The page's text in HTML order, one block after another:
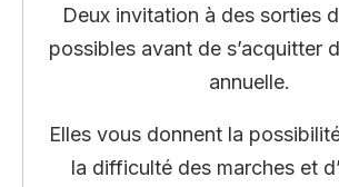
Deux invitation à des sorties
possibles avant de s’acquitter
annuelle.
Elles vous donnent la
la difficulté des marches et